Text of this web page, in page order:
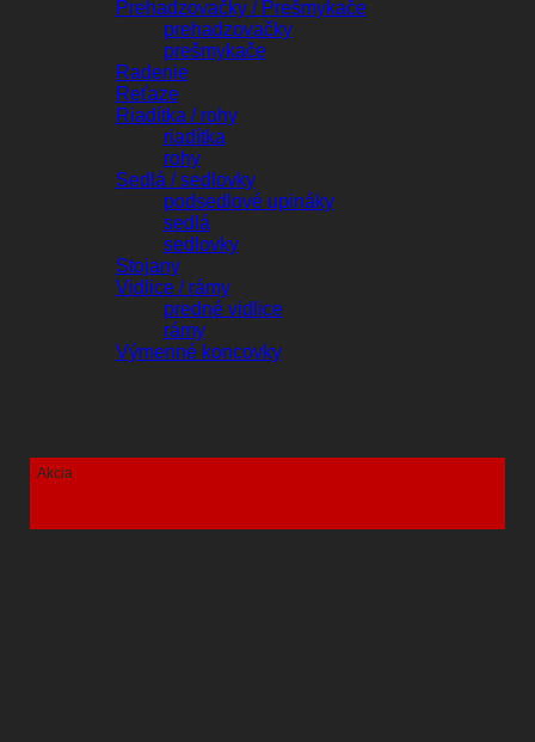
Prehadzovačky / Prešmykače
prehadzovačky
prešmykače
Radenie
Reťaze
Riadítka / rohy
riadítka
rohy
Sedlá / sedlovky
podsedlové upináky
sedlá
sedlovky
Stojany
Vidlice / rámy
predné vidlice
rámy
Výmenné koncovky
Akcia